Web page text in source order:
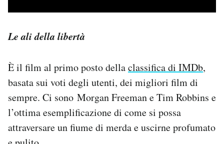
Le ali della libertà
È il film al primo posto dellaclassifica di IMDb,
basata sui voti degli utenti, dei migliori film di
sempre. Ci sono Morgan Freeman e Tim Robbins e
l’ottima esemplificazione di come si possa
attraversare un fiume di merda e uscirne profumato